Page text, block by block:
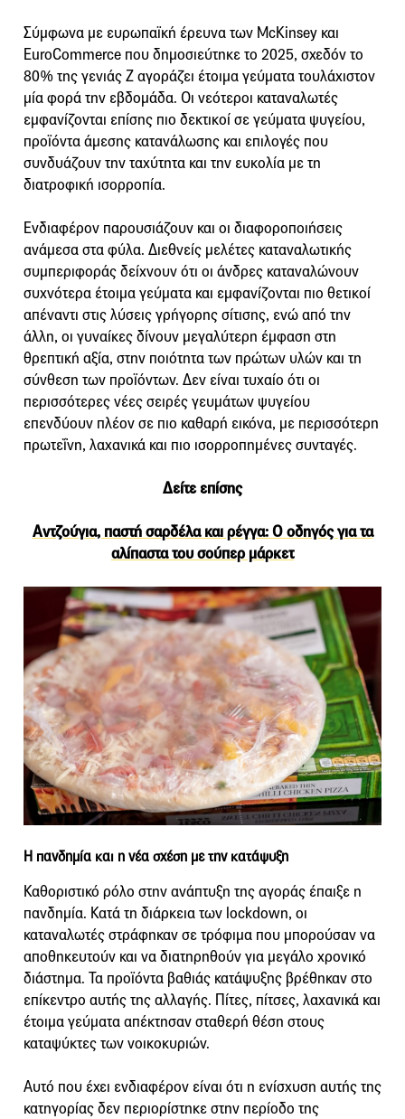
Σύμφωνα με ευρωπαϊκή έρευνα των McKinsey και
EuroCommerce που δημοσιεύτηκε το 2025, σχεδόν το
80% της γενιάς Ζ αγοράζει έτοιμα γεύματα τουλάχιστον
μία φορά την εβδομάδα. Οι νεότεροι καταναλωτές
εμφανίζονται επίσης πιο δεκτικοί σε γεύματα ψυγείου,
προϊόντα άμεσης κατανάλωσης και επιλογές που
συνδυάζουν την ταχύτητα και την ευκολία με τη
διατροφική ισορροπία.
Ενδιαφέρον παρουσιάζουν και οι διαφοροποιήσεις
ανάμεσα στα φύλα. Διεθνείς μελέτες καταναλωτικής
συμπεριφοράς δείχνουν ότι οι άνδρες καταναλώνουν
συχνότερα έτοιμα γεύματα και εμφανίζονται πιο θετικοί
απέναντι στις λύσεις γρήγορης σίτισης, ενώ από την
άλλη, οι γυναίκες δίνουν μεγαλύτερη έμφαση στη
θρεπτική αξία, στην ποιότητα των πρώτων υλών και τη
σύνθεση των προϊόντων. Δεν είναι τυχαίο ότι οι
περισσότερες νέες σειρές γευμάτων ψυγείου
επενδύουν πλέον σε πιο καθαρή εικόνα, με περισσότερη
πρωτεΐνη, λαχανικά και πιο ισορροπημένες συνταγές.
Δείτε επίσης
Αντζούγια, παστή σαρδέλα και ρέγγα: Ο οδηγός για τα
αλίπαστα του σούπερ μάρκετ
Η πανδημία και η νέα σχέση με την κατάψυξη
Καθοριστικό ρόλο στην ανάπτυξη της αγοράς έπαιξε η
πανδημία. Κατά τη διάρκεια των lockdown, οι
καταναλωτές στράφηκαν σε τρόφιμα που μπορούσαν να
αποθηκευτούν και να διατηρηθούν για μεγάλο χρονικό
διάστημα. Τα προϊόντα βαθιάς κατάψυξης βρέθηκαν στο
επίκεντρο αυτής της αλλαγής. Πίτες, πίτσες, λαχανικά και
έτοιμα γεύματα απέκτησαν σταθερή θέση στους
καταψύκτες των νοικοκυριών.
Αυτό που έχει ενδιαφέρον είναι ότι η ενίσχυση αυτής της
κατηγορίας δεν περιορίστηκε στην περίοδο της